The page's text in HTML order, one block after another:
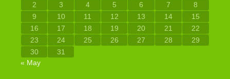
2
3 4 5 6 7
8
9
10 11 12 13 14
15
16
17 18 19 20 21
22
23
24 25 26 27 28
29
30
31
« May